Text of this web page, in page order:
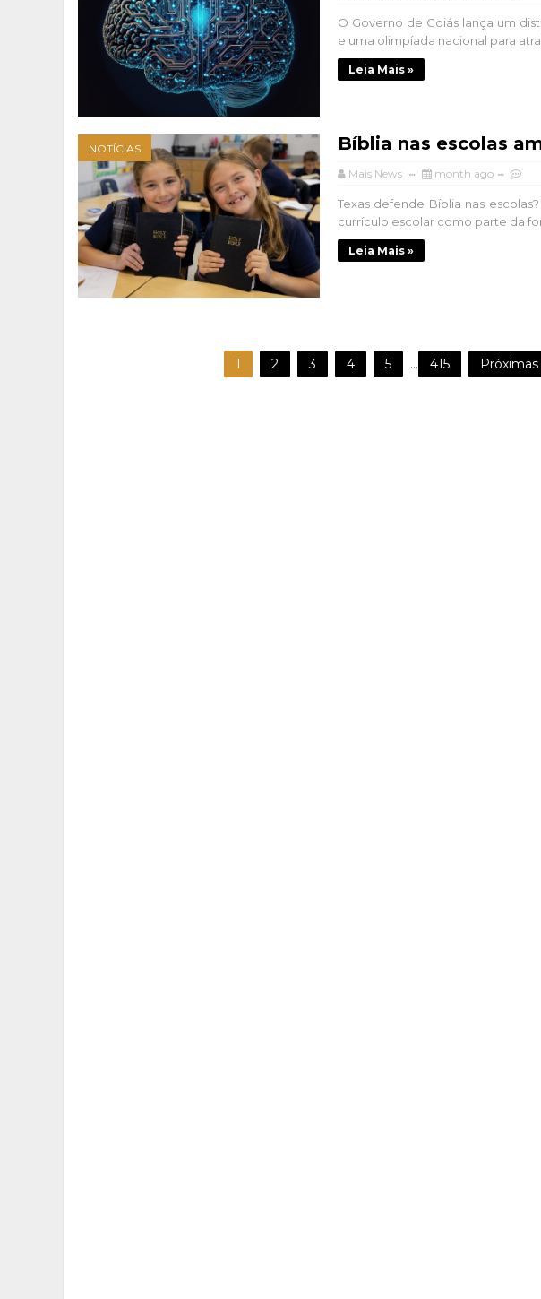
O Governo de Goiás lança um
e uma olimpíada nacional para
Leia Mais »
NOTÍCIAS Bíblia nas escolas
Mais News month ago
Texas defende Bíblia nas
currículo escolar como parte da
Leia Mais »
1 2 3 4 5 ... 415 Próximas